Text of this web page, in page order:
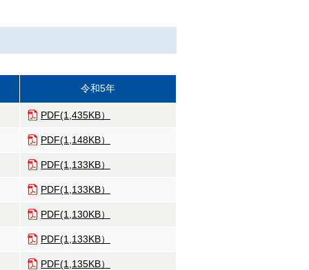
令和5年
PDF(1,435KB）
PDF(1,148KB）
PDF(1,133KB）
PDF(1,133KB）
PDF(1,130KB）
PDF(1,133KB）
PDF(1,135KB）